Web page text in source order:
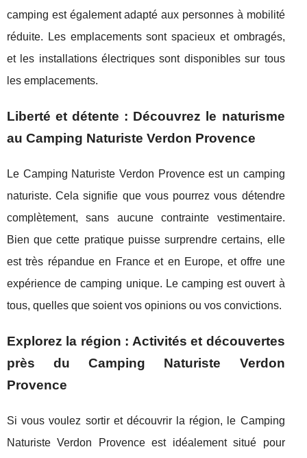
camping est également adapté aux personnes à mobilité
réduite. Les emplacements sont spacieux et ombragés,
et les installations électriques sont disponibles sur tous
les emplacements.
Liberté et détente : Découvrez le naturisme
au Camping Naturiste Verdon Provence
Le Camping Naturiste Verdon Provence est un camping
naturiste. Cela signifie que vous pourrez vous détendre
complètement, sans aucune contrainte vestimentaire.
Bien que cette pratique puisse surprendre certains, elle
est très répandue en France et en Europe, et offre une
expérience de camping unique. Le camping est ouvert à
tous, quelles que soient vos opinions ou vos convictions.
Explorez la région : Activités et découvertes
près du Camping Naturiste Verdon
Provence
Si vous voulez sortir et découvrir la région, le Camping
Naturiste Verdon Provence est idéalement situé pour